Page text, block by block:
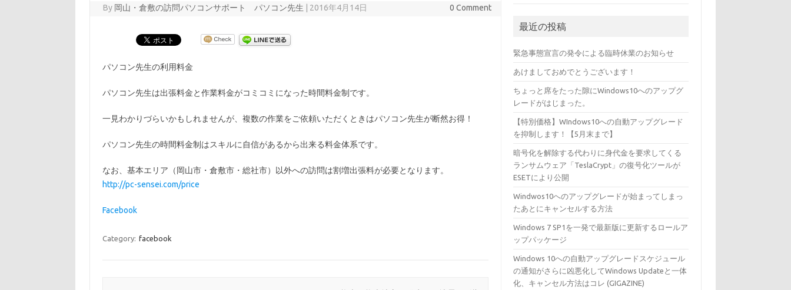
By 岡山・倉敷の訪問パソコンサポート パソコン先生 2016年4月14日 0 Comment
パソコン先生の利用料金
パソコン先生は出張料金と作業料金がコミコミになった時間料金制です。
一見わかりづらいかもしれませんが、複数の作業をご依頼いただくときはパソコン先生が断然お得！
パソコン先生の時間料金制はスキルに自信があるから出来る料金体系です。
なお、基本エリア（岡山市・倉敷市・総社市）以外への訪問は割増出張料が必要となります。
http://pc-sensei.com/price
Facebook
Category: facebook
最近の投稿
緊急事態宣言の発令による臨時休業のお知らせ
あけましておめでとうございます！
ちょっと席をたった隙にWindows10へのアップグ
レードがはじまった。
【特別価格】WIndows10への自動アップグレード
を抑制します！【5月末まで】
暗号化を解除する代わりに身代金を要求してくる
ランサムウェア「TeslaCrypt」の復号化ツールが
ESETにより公開
Windwos10へのアップグレードが始まってしまっ
たあとにキャンセルする方法
Windows 7 SP1を一発で最新版に更新するロールア
ップパッケージ
Windows 10への自動アップグレードスケジュール
の通知がさらに凶悪化してWindows Updateと一体
化、キャンセル方法はコレ (GIGAZINE)